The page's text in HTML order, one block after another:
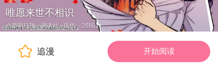
唯愿来世不相识
小西明日翔、讲谈社·现代 · 26801
追漫 开始阅读